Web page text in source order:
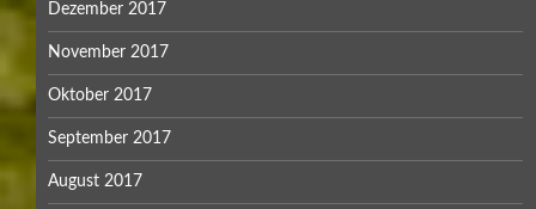
Dezember 2017
November 2017
Oktober 2017
September 2017
August 2017